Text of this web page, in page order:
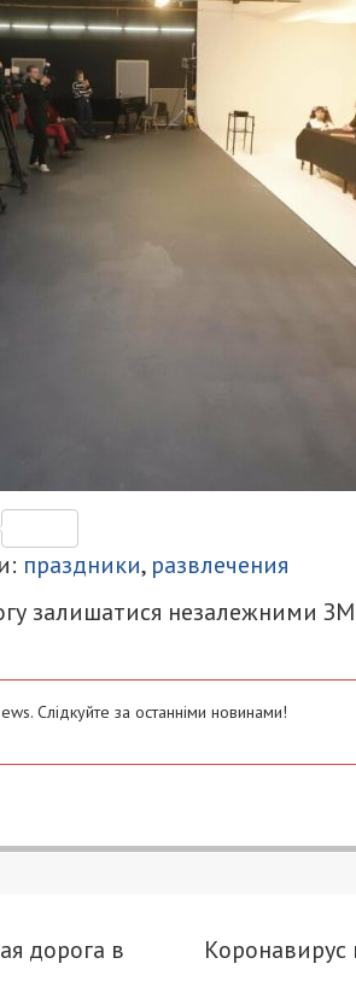
Поділитися
праздники, развлечения
залишатися незалежними
Слідкуйте за останніми новинами!
железная дорога в